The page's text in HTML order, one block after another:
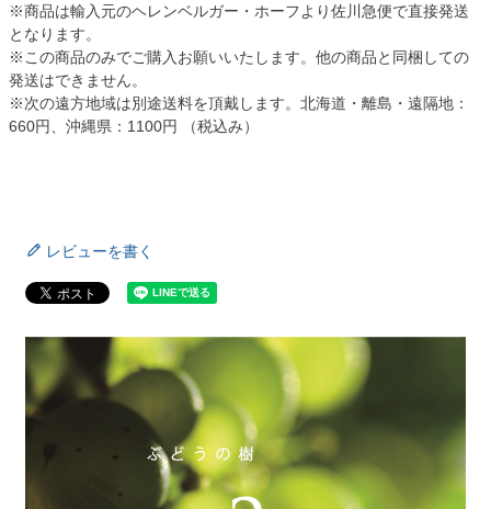
※商品は輸入元のヘレンベルガー・ホーフより佐川急便で直接発送
となります。
※この商品のみでご購入お願いいたします。他の商品と同梱しての
発送はできません。
※次の遠方地域は別途送料を頂戴します。北海道・離島・遠隔地：
660円、沖縄県：1100円 （税込み）
レビューを書く